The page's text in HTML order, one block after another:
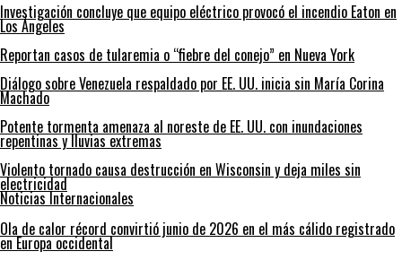
Investigación concluye que equipo eléctrico provocó el incendio Eaton en
Los Ángeles
Reportan casos de tularemia o “fiebre del conejo” en Nueva York
Diálogo sobre Venezuela respaldado por EE. UU. inicia sin María Corina
Machado
Potente tormenta amenaza al noreste de EE. UU. con inundaciones
repentinas y lluvias extremas
Violento tornado causa destrucción en Wisconsin y deja miles sin
electricidad
Noticias Internacionales
Ola de calor récord convirtió junio de 2026 en el más cálido registrado
en Europa occidental